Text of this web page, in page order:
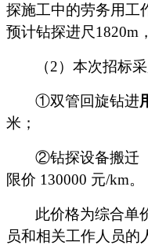
探施工中的劳务用工
预计钻探进尺1820m
（2）本次招标
①双管回旋钻进
米；
②钻探设备搬迁
限价 130000 元/km。
此价格为综合单
员和相关工作人员的